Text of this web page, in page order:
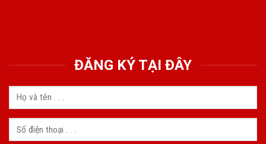
ĐĂNG KÝ TẠI ĐÂY